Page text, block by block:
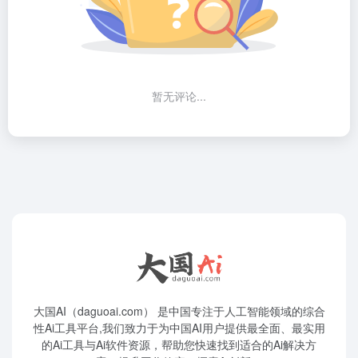
暂无评论...
大国AI（daguoai.com） 是中国专注于人工智能领域的综合
性Ai工具平台,我们致力于为中国AI用户提供最全面、最实用
的Ai工具与Ai软件资源，帮助您快速找到适合的Ai解决方